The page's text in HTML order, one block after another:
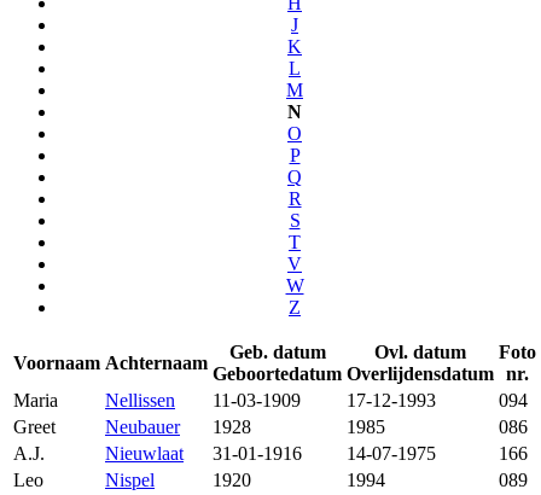
J
K
L
M
N
O
P
Q
R
S
T
V
W
Z
Voornaam Achternaam
Geb. datum
Geboortedatum
Ovl. datum
Overlijdensdatum
Foto
nr.
Maria
Nellissen 11-03-1909 17-12-1993
094
Greet
Neubauer 1928 1985
086
A.J.
Nieuwlaat 31-01-1916 14-07-1975
166
Leo
Nispel 1920 1994
089